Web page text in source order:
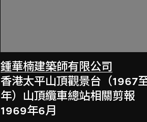
鍾華楠建築師有限公司
香港太平山頂觀景台（1967
年）山頂纜車總站相關剪報
1969年6月